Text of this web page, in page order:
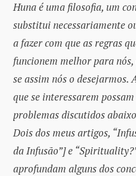
Huna é uma filosofia, um
substitui necessariamente
a fazer com que as regras
funcionem melhor para
se assim nós o desejarmos.
que se interessarem
problemas discutidos
Dois dos meus artigos,
da Infusão”] e
aprofundam alguns dos